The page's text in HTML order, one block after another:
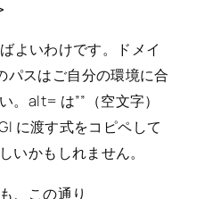
よいわけです。ドメイ
パスはご自分の環境に合
。alt= は””（空文字）
に渡す式をコピペして
いかもしれません。
、この通り